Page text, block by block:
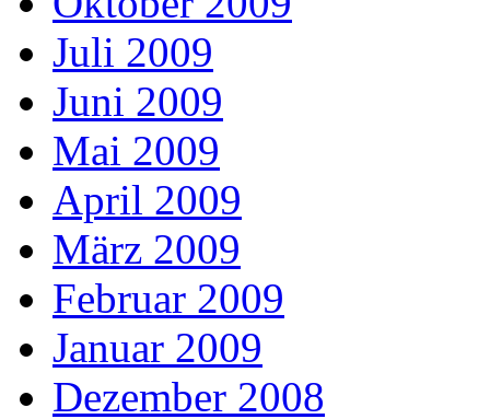
Juli 2009
Juni 2009
Mai 2009
April 2009
März 2009
Februar 2009
Januar 2009
Dezember 2008